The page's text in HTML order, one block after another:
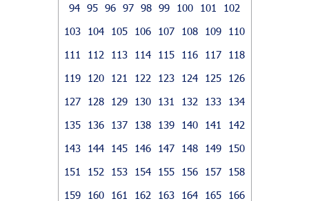
94 95 96 97 98 99 100 101
102
103
104 105 106 107 108 109
110
111
112 113 114 115 116 117
118
119
120 121 122 123 124 125
126
127
128 129 130 131 132 133
134
135
136 137 138 139 140 141
142
143
144 145 146 147 148 149
150
151
152 153 154 155 156 157
158
159
160 161 162 163 164 165
166